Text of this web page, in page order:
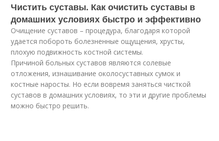
Чистить суставы. Как очистить суставы в
домашних условиях быстро и эффективно
Очищение суставов – процедура, благодаря которой
удается побороть болезненные ощущения, хрусты,
плохую подвижность костной системы.
Причиной больных суставов являются солевые
отложения, изнашивание околосуставных сумок и
костные наросты. Но если вовремя заняться чисткой
суставов в домашних условиях, то эти и другие проблемы
можно быстро решить.